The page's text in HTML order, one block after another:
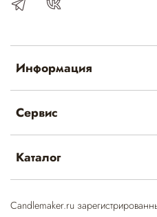
Информация
Сервис
Каталог
Candlemaker.ru